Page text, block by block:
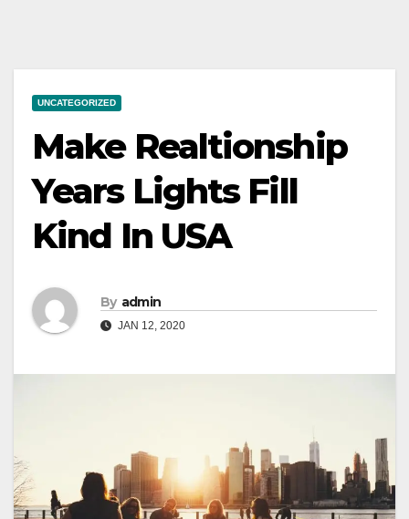
UNCATEGORIZED
Make Realtionship
Years Lights Fill
Kind In USA
By admin
JAN 12, 2020